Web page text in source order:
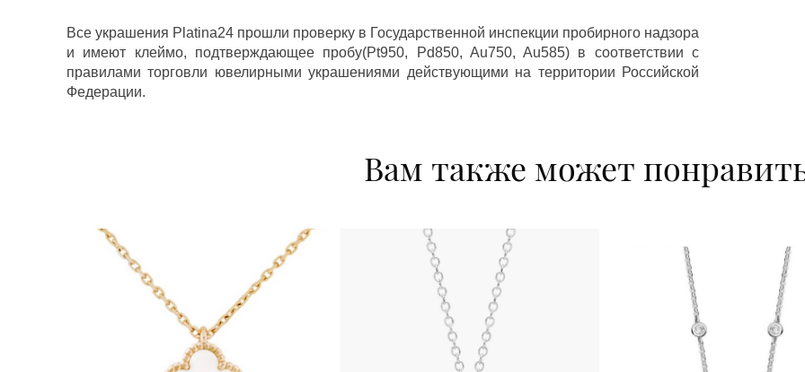
Все украшения Platina24 прошли проверку в Государственной инспекции пробирного надзора
и имеют клеймо, подтверждающее пробу(Pt950, Pd850, Au750, Au585) в соответствии с
правилами торговли ювелирными украшениями действующими на территории Российской
Федерации.
Вам также может